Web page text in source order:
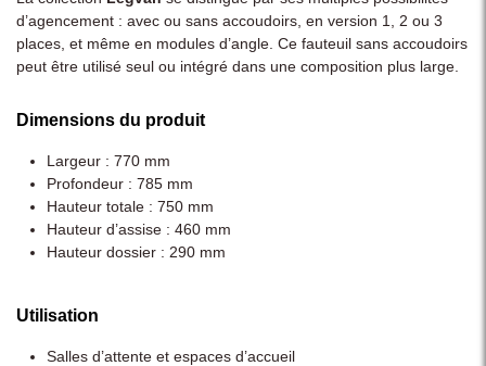
d’agencement : avec ou sans accoudoirs, en version 1, 2 ou 3
places, et même en modules d’angle. Ce fauteuil sans accoudoirs
peut être utilisé seul ou intégré dans une composition plus large.
Dimensions du produit
Largeur : 770 mm
Profondeur : 785 mm
Hauteur totale : 750 mm
Hauteur d’assise : 460 mm
Hauteur dossier : 290 mm
Utilisation
Salles d’attente et espaces d’accueil